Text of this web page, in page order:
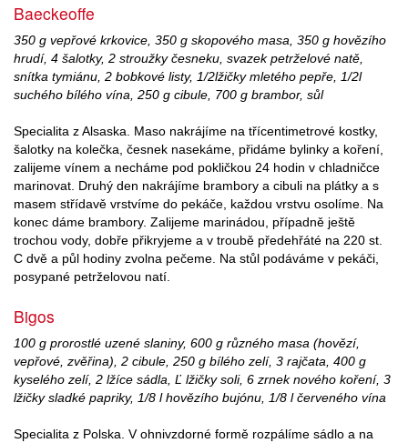
Baeckeoffe
350 g vepřové krkovice, 350 g skopového masa, 350 g hovězího
hrudí, 4 šalotky, 2 stroužky česneku, svazek petrželové natě,
snítka tymiánu, 2 bobkové listy, 1/2lžičky mletého pepře, 1/2l
suchého bílého vína, 250 g cibule, 700 g brambor, sůl
Specialita z Alsaska. Maso nakrájíme na třícentimetrové kostky,
šalotky na kolečka, česnek nasekáme, přidáme bylinky a koření,
zalijeme vínem a necháme pod pokličkou 24 hodin v chladničce
marinovat. Druhý den nakrájíme brambory a cibuli na plátky a s
masem střídavě vrstvíme do pekáče, každou vrstvu osolíme. Na
konec dáme brambory. Zalijeme marinádou, případně ještě
trochou vody, dobře přikryjeme a v troubě předehřáté na 220 st.
C dvě a půl hodiny zvolna pečeme. Na stůl podáváme v pekáči,
posypané petrželovou natí.
Bigos
100 g prorostlé uzené slaniny, 600 g různého masa (hovězí,
vepřové, zvěřina), 2 cibule, 250 g bílého zelí, 3 rajčata, 400 g
kyselého zelí, 2 lžíce sádla, Ľ lžičky soli, 6 zrnek nového koření, 3
lžičky sladké papriky, 1/8 l hovězího bujónu, 1/8 l červeného vína
Specialita z Polska. V ohnivzdorné formě rozpálíme sádlo a na